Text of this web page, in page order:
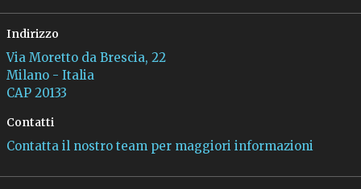
Indirizzo
Via Moretto da Brescia, 22
Milano - Italia
CAP 20133
Contatti
Contatta il nostro team per maggiori informazioni